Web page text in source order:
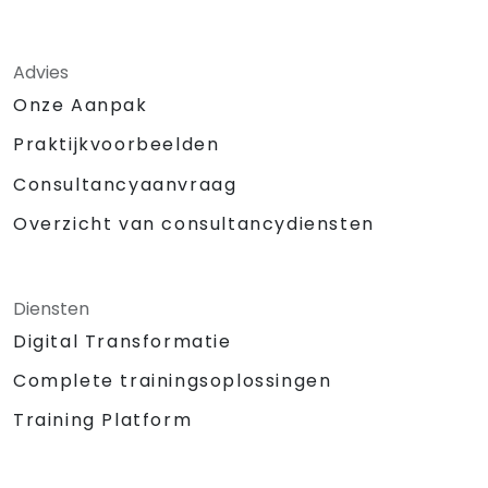
Advies
Onze Aanpak
Praktijkvoorbeelden
Consultancyaanvraag
Overzicht van consultancydiensten
Diensten
Digital Transformatie
Complete trainingsoplossingen
Training Platform